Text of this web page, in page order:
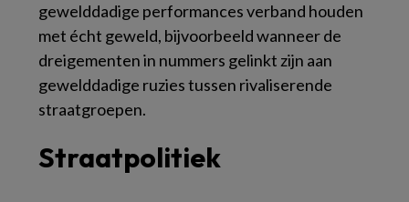
gewelddadige performances verband houden
met écht geweld, bijvoorbeeld wanneer de
dreigementen in nummers gelinkt zijn aan
gewelddadige ruzies tussen rivaliserende
straatgroepen.
Straatpolitiek